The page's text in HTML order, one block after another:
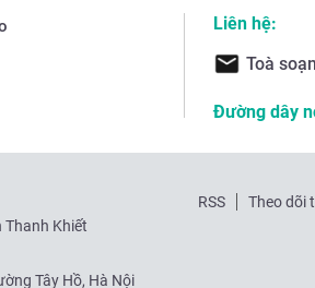
Liên hệ:
Toà soạn
Đường dây
Thanh Khiết
Tây Hồ, Hà Nội
RSS Theo dõi